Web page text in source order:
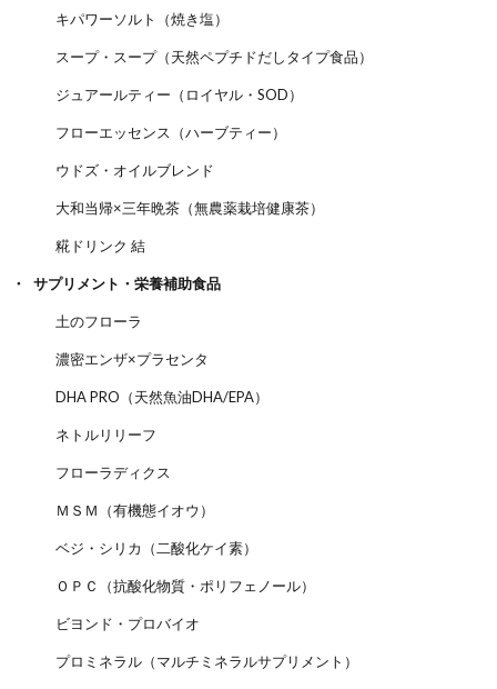
キパワーソルト（焼き塩）
スープ・スープ（天然ペプチドだしタイプ食品）
ジュアールティー（ロイヤル・SOD）
フローエッセンス（ハーブティー）
ウドズ・オイルブレンド
大和当帰×三年晩茶（無農薬栽培健康茶）
糀ドリンク 結
サプリメント・栄養補助食品
土のフローラ
濃密エンザ×プラセンタ
DHA PRO（天然魚油DHA/EPA）
ネトルリリーフ
フローラディクス
ＭＳＭ（有機態イオウ）
ベジ・シリカ（二酸化ケイ素）
ＯＰＣ（抗酸化物質・ポリフェノール）
ビヨンド・プロバイオ
プロミネラル（マルチミネラルサプリメント）